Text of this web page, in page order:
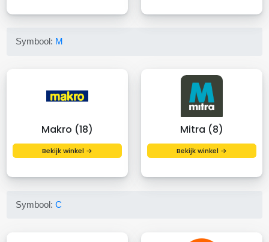
Symbool: M
Makro (18)
Bekijk winkel →
Mitra (8)
Bekijk winkel →
Symbool:C